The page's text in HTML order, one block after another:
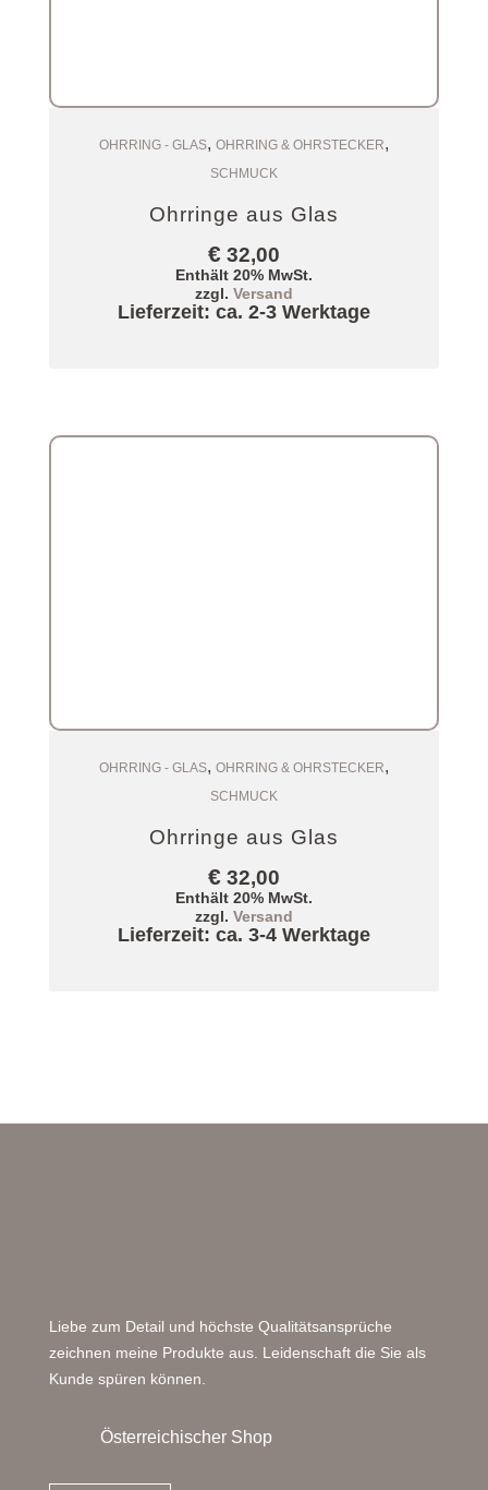
Zum Warenkorb
OHRRING - GLAS, OHRRING & OHRSTECKER,
SCHMUCK
Ohrringe aus Glas
€32,00
Enthält 20% MwSt.
zzgl. Versand
Lieferzeit: ca. 2-3 Werktage
Zum Warenkorb
OHRRING - GLAS, OHRRING & OHRSTECKER,
SCHMUCK
Ohrringe aus Glas
€32,00
Enthält 20% MwSt.
zzgl. Versand
Lieferzeit: ca. 3-4 Werktage
Liebe zum Detail und höchste Qualitätsansprüche
zeichnen meine Produkte aus. Leidenschaft die Sie als
Kunde spüren können.
Österreichischer Shop